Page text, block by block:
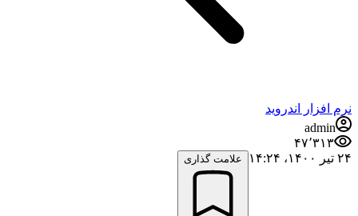
نرم افزار اندروید
admin
۴۷٬۳۱۳
۲۴ تیر ۱۴۰۰،‏ ۱۴:۲۴
علامت گذاری